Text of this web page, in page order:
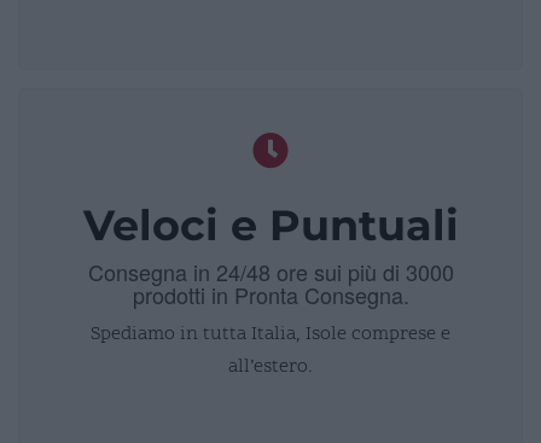
Veloci e Puntuali
Consegna in 24/48 ore sui più di 3000
prodotti in Pronta Consegna.
Spediamo in tutta Italia, Isole comprese e
all’estero.